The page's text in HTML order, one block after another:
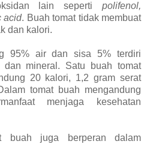
lain seperti polifenol,
acid. Buah tomat tidak membuat
dan kalori.
95% air dan sisa 5% terdiri
dan mineral. Satu buah tomat
20 kalori, 1,2 gram serat
tomat buah mengandung
menjaga kesehatan
buah juga berperan dalam